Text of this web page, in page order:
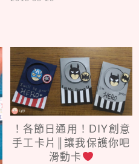
！各節日通用！DIY創意
手工卡片║讓我保護你吧
滑動卡